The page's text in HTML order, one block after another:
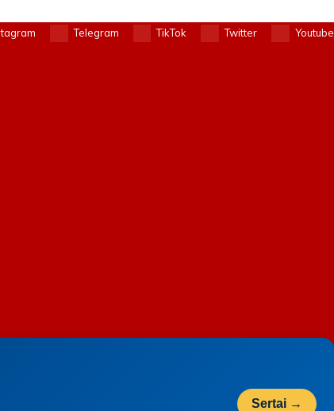
Telegram TikTok Twitter Youtube
Sertai →